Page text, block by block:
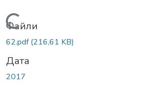
Вантажиться...
Файли
62.pdf(216,61 KB)
Дата
2017